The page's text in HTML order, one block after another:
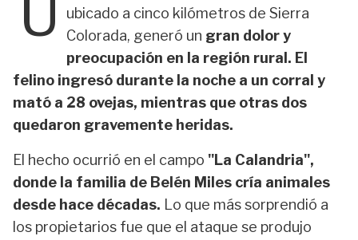
U
ubicado a cinco kilómetros de Sierra
Colorada, generó un gran dolor y
preocupación en la región rural. El
felino ingresó durante la noche a un corral y
mató a 28 ovejas, mientras que otras dos
quedaron gravemente heridas.
El hecho ocurrió en el campo "La Calandria",
donde la familia de Belén Miles cría animales
desde hace décadas. Lo que más sorprendió a
los propietarios fue que el ataque se produjo